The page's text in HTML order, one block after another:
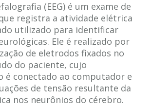
(EEG) é um exame de
registra a atividade elétrica
utilizado para identificar
Ele é realizado por
de eletrodos fixados no
do paciente, cujo
é conectado ao computador e
de tensão resultante da
nos neurônios do cérebro.